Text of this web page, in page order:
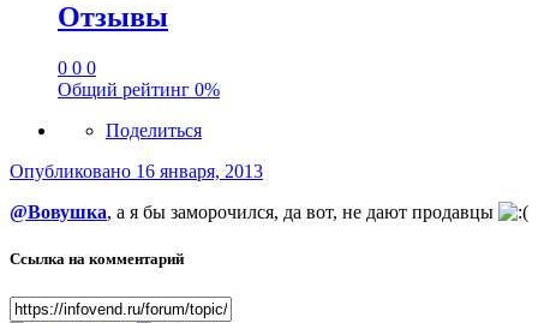
Отзывы
0 0 0
Общий рейтинг 0%
Поделиться
Опубликовано 16 января, 2013
@Вовушка, а я бы заморочился, да вот, не дают продавцы
Ссылка на комментарий